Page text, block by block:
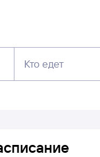
Кто едет